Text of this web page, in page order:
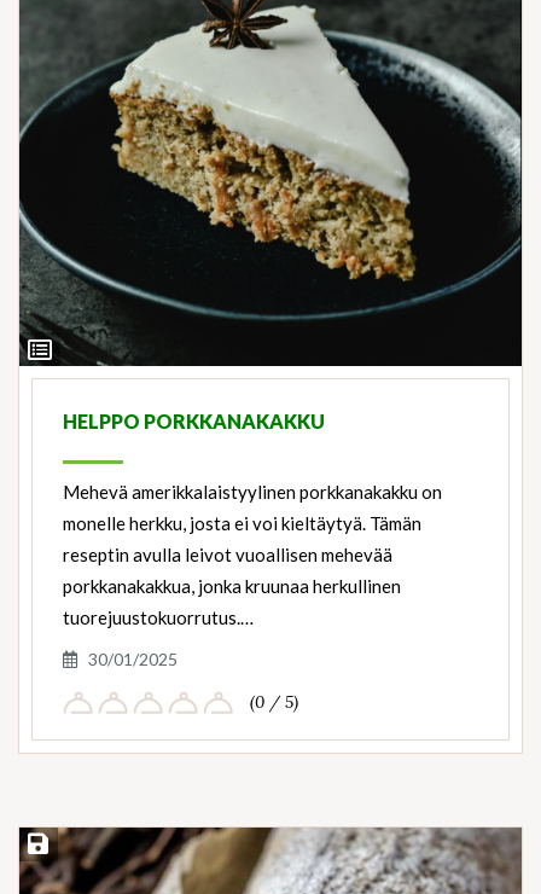
View
Ingredients
HELPPO PORKKANAKAKKU
Mehevä amerikkalaistyylinen porkkanakakku on
monelle herkku, josta ei voi kieltäytyä. Tämän
reseptin avulla leivot vuoallisen mehevää
porkkanakakkua, jonka kruunaa herkullinen
tuorejuustokuorrutus.…
30/01/2025
(0 / 5)
Save Recipe